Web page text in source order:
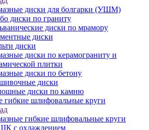
диски для болгарки (УШМ)
диски по граниту
диски по мрамору
диски
диски
диски по керамограниту и
плитки
диски по бетону
диски
диски по камню
гибкие шлифовальные круги
гибкие шлифовальные круги
с охлаждением